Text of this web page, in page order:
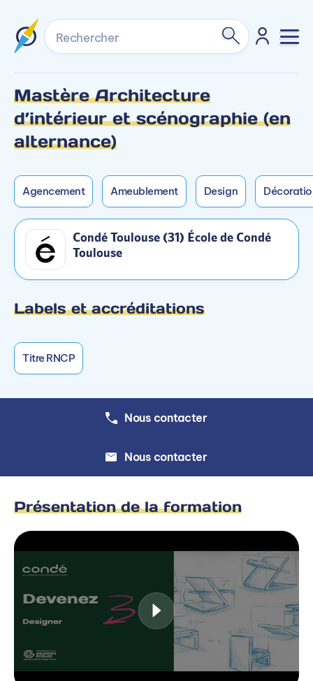
Rechercher
Mastère Architecture
d’intérieur et scénographie (en
alternance)
Agencement Ameublement Design
Condé Toulouse (31) École de Condé
Toulouse
Labels et accréditations
Titre RNCP
Nous contacter
Nous contacter
Présentation de la formation
Formation non dispensée en initial sur ce
campus.
Formation non dispensée en mixte sur ce
campus.